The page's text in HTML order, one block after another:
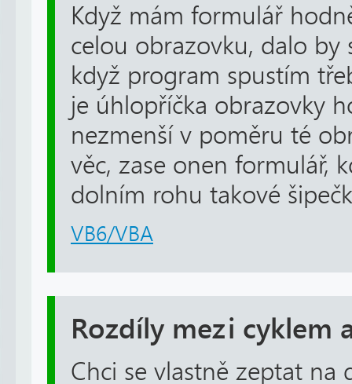
Když mám formulář
celou obrazovku, dalo by
když program spustím
je úhlopříčka obrazovky
nezmenší v poměru té
věc, zase onen formulář,
dolním rohu takové
VB6/VBA
Rozdíly mezi cyklem
Chci se vlastně zeptat na